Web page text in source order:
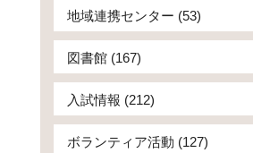
地域連携センター (53)
図書館 (167)
入試情報 (212)
ボランティア活動 (127)